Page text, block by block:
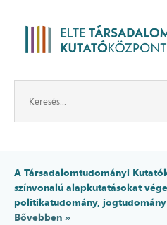
A Társadalomtudományi
színvonalú alapkutatásokat
politikatudomány,
Bővebben »